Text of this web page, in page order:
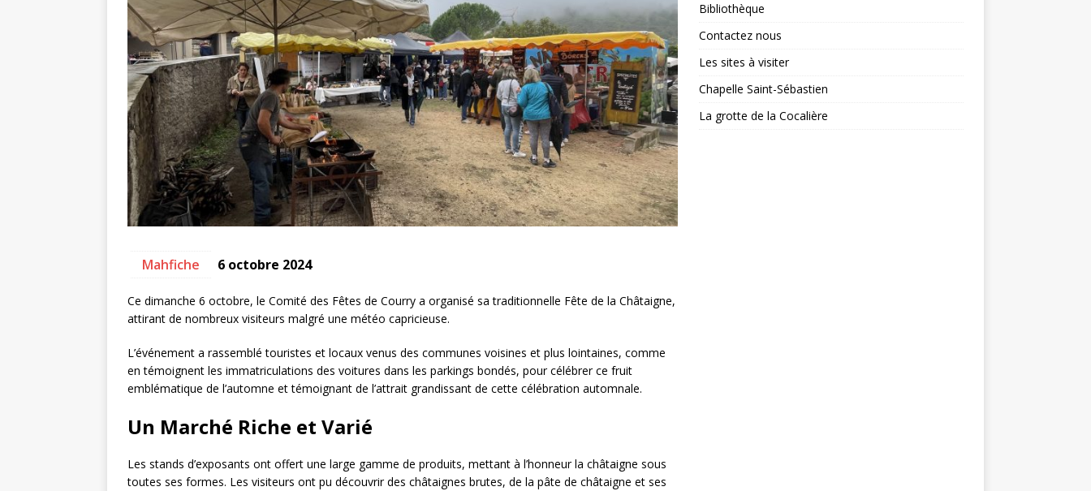
Mahfiche 6 octobre 2024
Ce dimanche 6 octobre, le Comité des Fêtes de Courry a organisé sa traditionnelle Fête de la Châtaigne,
attirant de nombreux visiteurs malgré une météo capricieuse.
L’événement a rassemblé touristes et locaux venus des communes voisines et plus lointaines, comme
en témoignent les immatriculations des voitures dans les parkings bondés, pour célébrer ce fruit
emblématique de l’automne et témoignant de l’attrait grandissant de cette célébration automnale.
Un Marché Riche et Varié
Les stands d’exposants ont offert une large gamme de produits, mettant à l’honneur la châtaigne sous
toutes ses formes. Les visiteurs ont pu découvrir des châtaignes brutes, de la pâte de châtaigne et ses
Bibliothèque
Contactez nous
Les sites à visiter
Chapelle Saint-Sébastien
La grotte de la Cocalière